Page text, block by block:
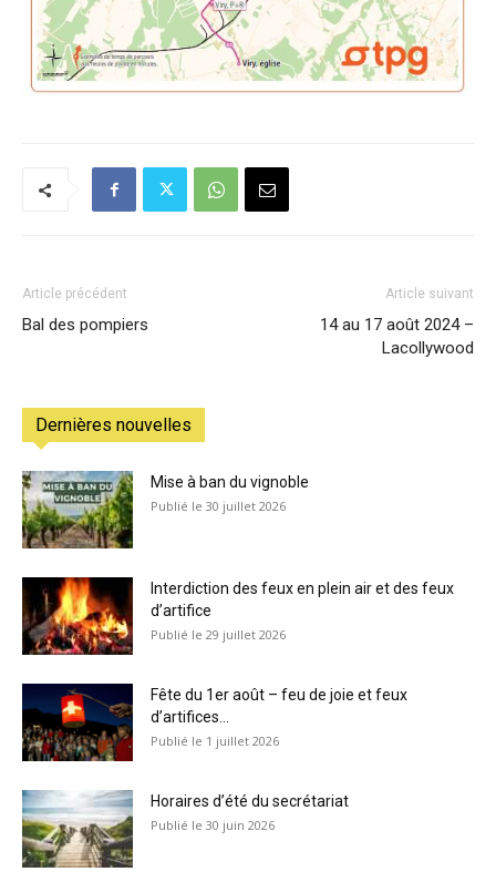
Article précédent
Bal des pompiers
Article suivant
14 au 17 août 2024 –
Lacollywood
Dernières nouvelles
Mise à ban du vignoble
30 juillet 2026
Interdiction des feux en plein air et des feux
d’artifice
29 juillet 2026
Fête du 1er août – feu de joie et feux
d’artifices...
1 juillet 2026
Horaires d’été du secrétariat
30 juin 2026